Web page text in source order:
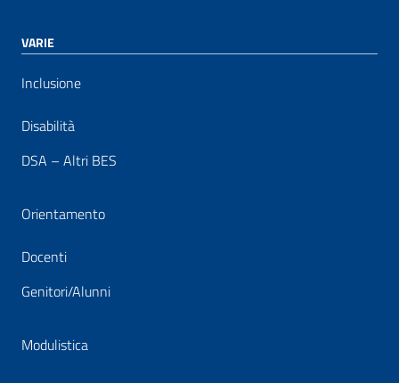
VARIE
Inclusione
Disabilità
DSA – Altri BES
Orientamento
Docenti
Genitori/Alunni
Modulistica